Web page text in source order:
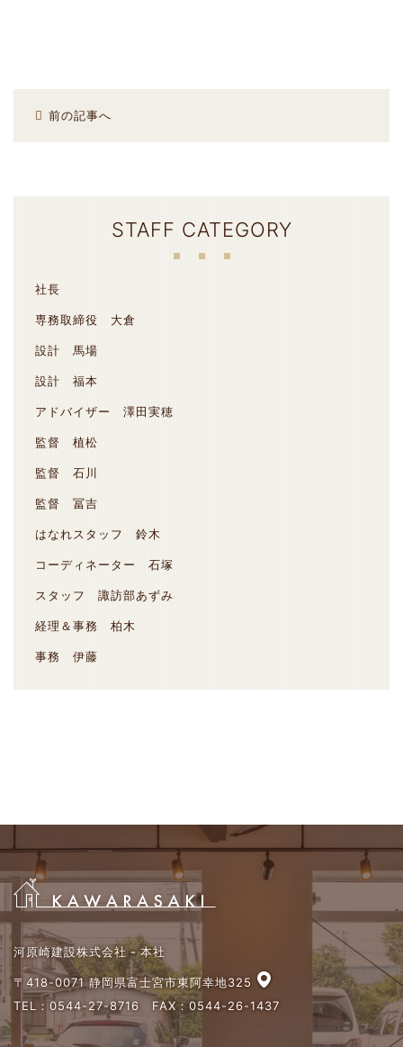
前の記事へ
STAFF CATEGORY
社長
専務取締役 大倉
設計 馬場
設計 福本
アドバイザー 澤田実穂
監督 植松
監督 石川
監督 冨吉
はなれスタッフ 鈴木
コーディネーター 石塚
スタッフ 諏訪部あずみ
経理＆事務 柏木
事務 伊藤
河原崎建設株式会社 - 本社
〒418-0071 静岡県富士宮市東阿幸地325
TEL： 0544-27-8716 FAX：0544-26-1437